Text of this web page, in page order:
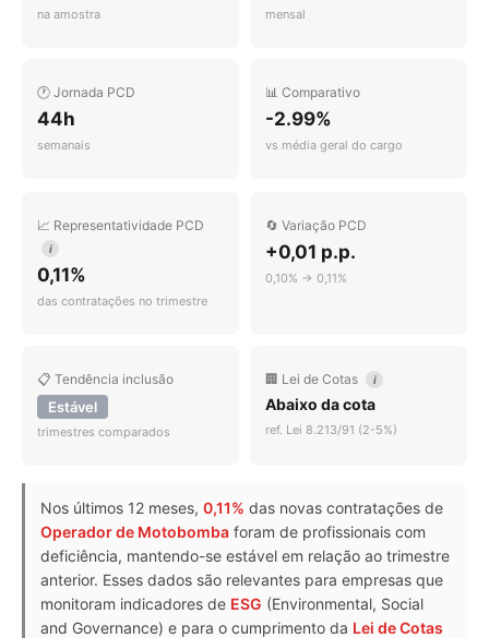
na amostra mensal
🕐 Jornada PCD
44h
semanais
📊 Comparativo
-2.99%
vs média geral do cargo
📈 Representatividade PCD
i
0,11%
das contratações no trimestre
🔄 Variação PCD
+0,01 p.p.
0,10% → 0,11%
📋 Tendência inclusão
Estável
trimestres comparados
🏢 Lei de Cotas i
Abaixo da cota
ref. Lei 8.213/91 (2-5%)
Nos últimos 12 meses, 0,11% das novas contratações de
Operador de Motobomba foram de profissionais com
deficiência, mantendo-se estável em relação ao trimestre
anterior. Esses dados são relevantes para empresas que
monitoram indicadores de ESG (Environmental, Social
and Governance) e para o cumprimento da Lei de Cotas